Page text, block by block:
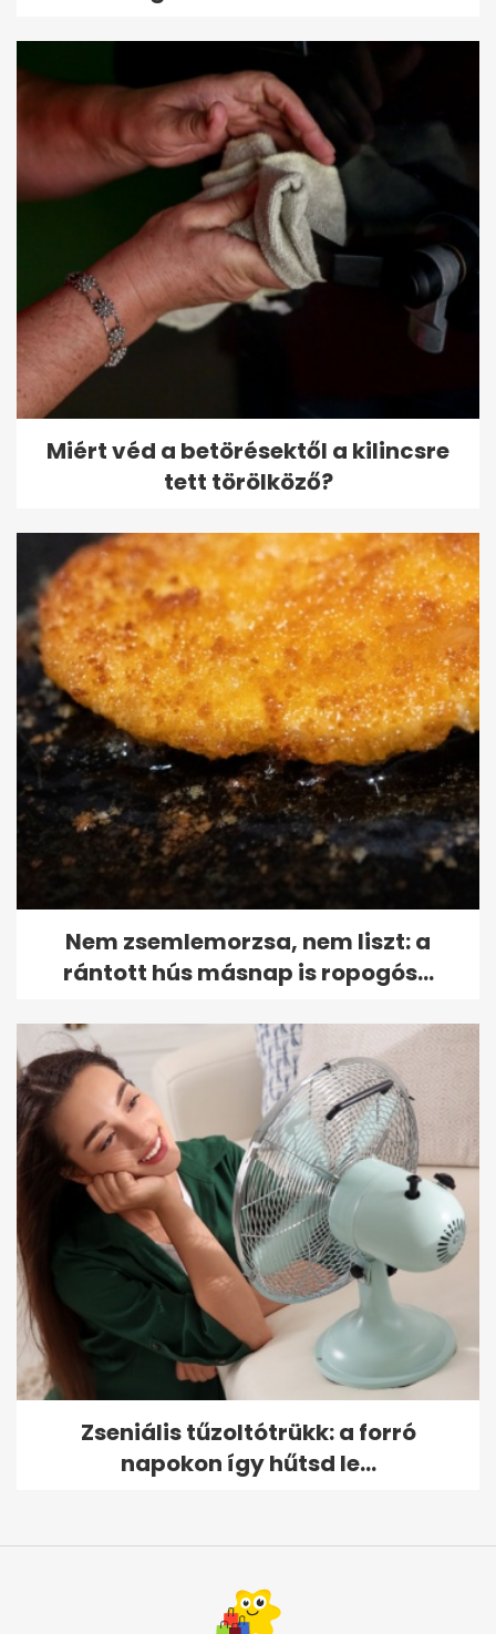
Miért véd a betörésektől a kilincsre
tett törölköző?
Nem zsemlemorzsa, nem liszt: a
rántott hús másnap is ropogós...
Zseniális tűzoltótrükk: a forró
napokon így hűtsd le...